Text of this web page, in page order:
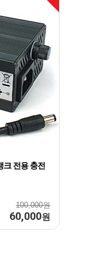
크 전용 충전
100,000원
60,000원